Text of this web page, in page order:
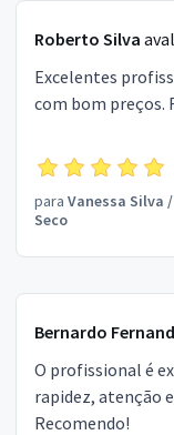
Roberto Silva
Excelentes
com bom preços.
para Vanessa Silva /
Seco
Bernardo
O profissional é
rapidez, atenção
Recomendo!